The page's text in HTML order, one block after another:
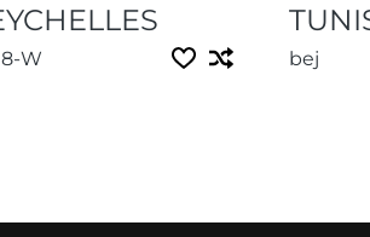
W bej